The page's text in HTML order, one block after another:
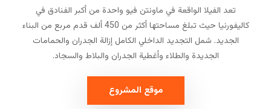
تعد الفيلا الواقعة في ماونتن فيو واحدة من أكبر الفنادق في
كاليفورنيا حيث تبلغ مساحتها أكثر من 450 ألف قدم مربع من البناء
الجديد. شمل التجديد الداخلي الكامل إزالة الجدران والحمامات
الجديدة والطلاء وأغطية الجدران والبلاط والسجاد.
موقع المشروع